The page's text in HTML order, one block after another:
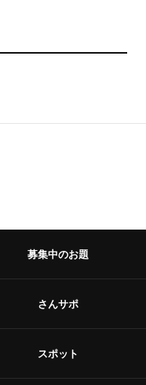
募集中のお題
さんサポ
スポット